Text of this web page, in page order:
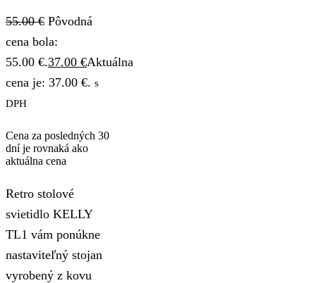
55.00€ Pôvodná
cena bola:
55.00 €.37.00 €Aktuálna
cena je: 37.00 €. s
DPH
Cena za posledných 30
dní je rovnaká ako
aktuálna cena
Retro stolové
svietidlo KELLY
TL1 vám ponúkne
nastaviteľný stojan
vyrobený z kovu